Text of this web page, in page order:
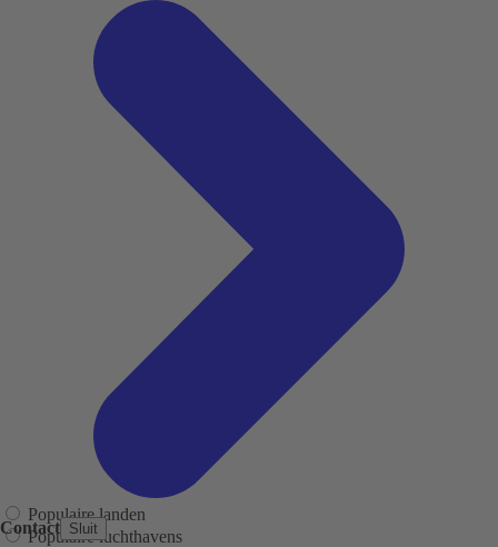
Contact Sluit
Populaire landen
Populaire luchthavens